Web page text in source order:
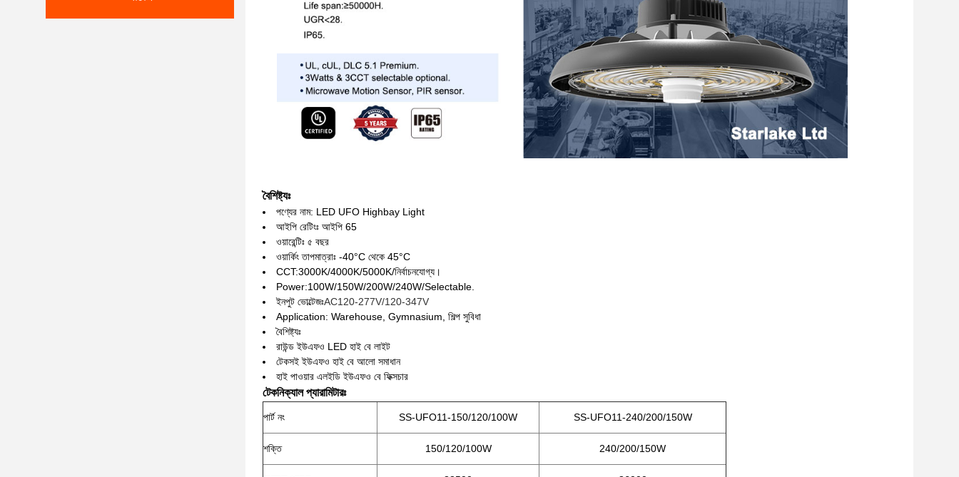
বৈশিষ্ট্যঃ
পণ্যের নাম: LED UFO Highbay Light
আইপি রেটিংঃ আইপি 65
ওয়ারেন্টিঃ ৫ বছর
ওয়ার্কিং তাপমাত্রাঃ -40°C থেকে 45°C
CCT:3000K/4000K/5000K/নির্বাচনযোগ্য।
Power:100W/150W/200W/240W/Selectable.
ইনপুট ভোল্টেজঃAC120-277V/120-347V
Application: Warehouse, Gymnasium, শিল্প সুবিধা
বৈশিষ্ট্যঃ
রাউন্ড ইউএফও LED হাই বে লাইট
টেকসই ইউএফও হাই বে আলো সমাধান
হাই পাওয়ার এলইডি ইউএফও বে ফিক্সচার
টেকনিক্যাল প্যারামিটারঃ
পার্ট নং SS-UFO11-150/120/100W SS-UFO11-240/200/150W
শক্তি 150/120/100W 240/200/150W